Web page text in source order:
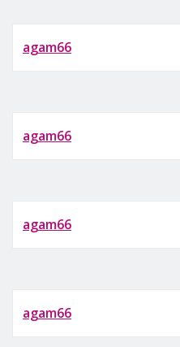
agam66
agam66
agam66
agam66